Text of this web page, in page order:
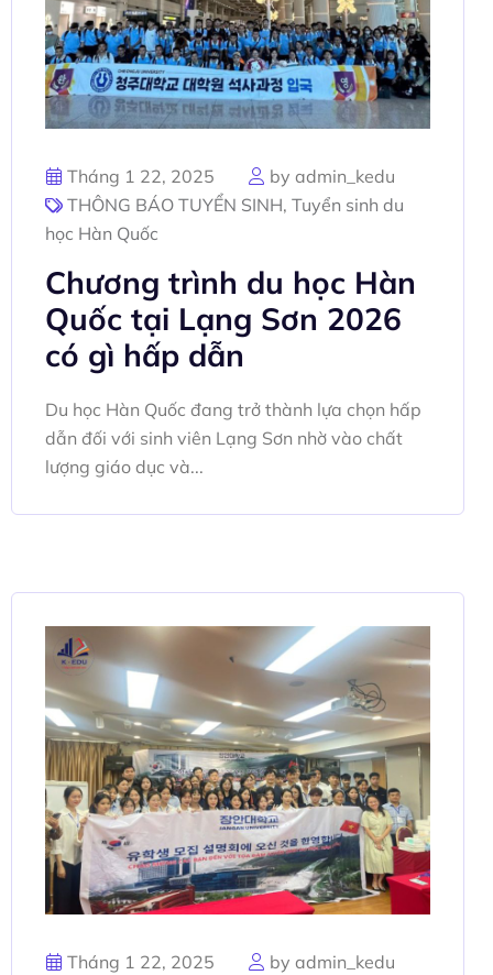
Tháng 1 22, 2025
by admin_kedu
THÔNG BÁO TUYỂN SINH, Tuyển sinh du
học Hàn Quốc
Chương trình du học Hàn
Quốc tại Lạng Sơn 2026
có gì hấp dẫn
Du học Hàn Quốc đang trở thành lựa chọn hấp
dẫn đối với sinh viên Lạng Sơn nhờ vào chất
lượng giáo dục và...
Tháng 1 22, 2025
by admin_kedu